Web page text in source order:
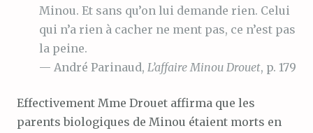
Minou. Et sans qu’on lui demande rien. Celui
qui n’a rien à cacher ne ment pas, ce n’est pas
la peine.
— André Parinaud, L’affaire Minou Drouet, p. 179
Effectivement Mme Drouet affirma que les
parents biologiques de Minou étaient morts en